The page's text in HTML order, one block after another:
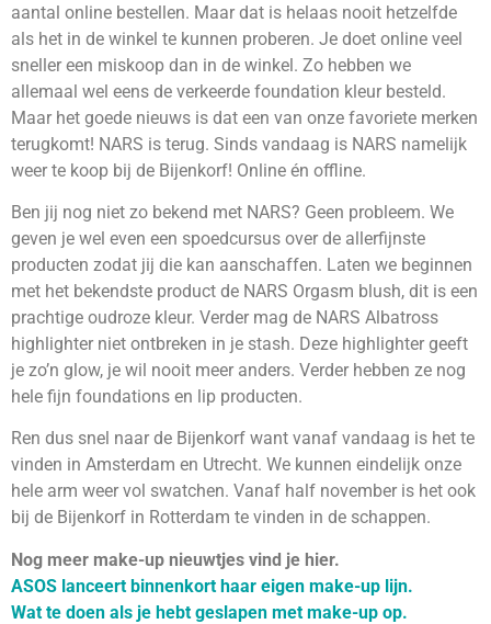
aantal online bestellen. Maar dat is helaas nooit hetzelfde
als het in de winkel te kunnen proberen. Je doet online veel
sneller een miskoop dan in de winkel. Zo hebben we
allemaal wel eens de verkeerde foundation kleur besteld.
Maar het goede nieuws is dat een van onze favoriete merken
terugkomt! NARS is terug. Sinds vandaag is NARS namelijk
weer te koop bij de Bijenkorf! Online én offline.
Ben jij nog niet zo bekend met NARS? Geen probleem. We
geven je wel even een spoedcursus over de allerfijnste
producten zodat jij die kan aanschaffen. Laten we beginnen
met het bekendste product de NARS Orgasm blush, dit is een
prachtige oudroze kleur. Verder mag de NARS Albatross
highlighter niet ontbreken in je stash. Deze highlighter geeft
je zo’n glow, je wil nooit meer anders. Verder hebben ze nog
hele fijn foundations en lip producten.
Ren dus snel naar de Bijenkorf want vanaf vandaag is het te
vinden in Amsterdam en Utrecht. We kunnen eindelijk onze
hele arm weer vol swatchen. Vanaf half november is het ook
bij de Bijenkorf in Rotterdam te vinden in de schappen.
Nog meer make-up nieuwtjes vind je hier.
ASOS lanceert binnenkort haar eigen make-up lijn.
Wat te doen als je hebt geslapen met make-up op.